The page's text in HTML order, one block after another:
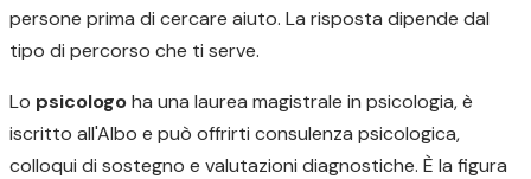
persone prima di cercare aiuto. La risposta dipende dal
tipo di percorso che ti serve.
Lo psicologoha una laurea magistrale in psicologia, è
iscritto all'Albo e può offrirti consulenza psicologica,
colloqui di sostegno e valutazioni diagnostiche. È la figura